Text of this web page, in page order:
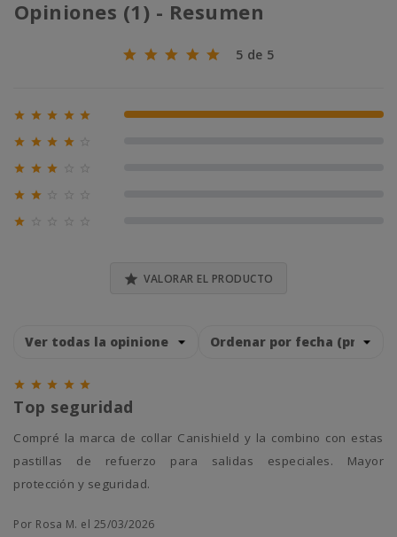
Opiniones (1) - Resumen
5 de 5
     100% (1)
   
  
 

 VALORAR EL PRODUCTO
    
Top seguridad
Compré la marca de collar Canishield y la combino con estas
pastillas de refuerzo para salidas especiales. Mayor
protección y seguridad.
Por Rosa M. el 25/03/2026